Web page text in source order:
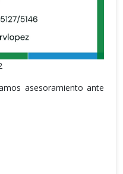
asesoramiento ante